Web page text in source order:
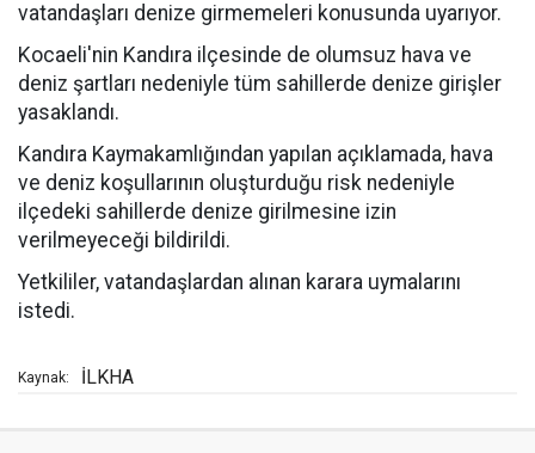
vatandaşları denize girmemeleri konusunda uyarıyor.
Kocaeli'nin Kandıra ilçesinde de olumsuz hava ve
deniz şartları nedeniyle tüm sahillerde denize girişler
yasaklandı.
Kandıra Kaymakamlığından yapılan açıklamada, hava
ve deniz koşullarının oluşturduğu risk nedeniyle
ilçedeki sahillerde denize girilmesine izin
verilmeyeceği bildirildi.
Yetkililer, vatandaşlardan alınan karara uymalarını
istedi.
Kaynak: İLKHA